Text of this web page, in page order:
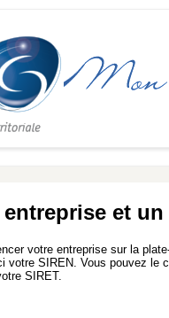
et
votre entreprise sur la
votre SIREN. Vous pouvez le
SIRET.